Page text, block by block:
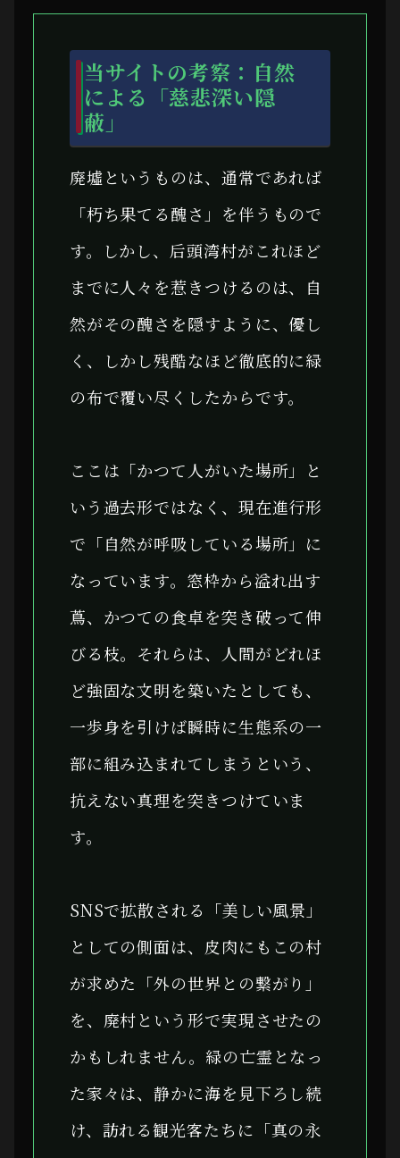
当サイトの考察：自然
による「慈悲深い隠
蔽」
廃墟というものは、通常であれば
「朽ち果てる醜さ」を伴うもので
す。しかし、后頭湾村がこれほど
までに人々を惹きつけるのは、自
然がその醜さを隠すように、優し
く、しかし残酷なほど徹底的に緑
の布で覆い尽くしたからです。
ここは「かつて人がいた場所」と
いう過去形ではなく、現在進行形
で「自然が呼吸している場所」に
なっています。窓枠から溢れ出す
蔦、かつての食卓を突き破って伸
びる枝。それらは、人間がどれほ
ど強固な文明を築いたとしても、
一歩身を引けば瞬時に生態系の一
部に組み込まれてしまうという、
抗えない真理を突きつけていま
す。
SNSで拡散される「美しい風景」
としての側面は、皮肉にもこの村
が求めた「外の世界との繋がり」
を、廃村という形で実現させたの
かもしれません。緑の亡霊となっ
た家々は、静かに海を見下ろし続
け、訪れる観光客たちに「真の永